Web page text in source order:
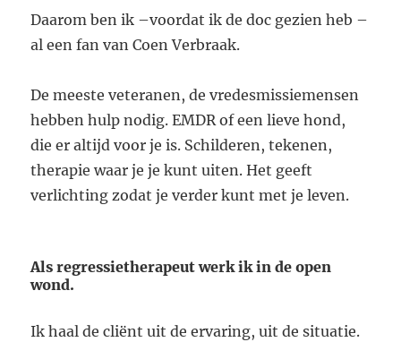
Daarom ben ik –voordat ik de doc gezien heb –
al een fan van Coen Verbraak.
De meeste veteranen, de vredesmissiemensen
hebben hulp nodig. EMDR of een lieve hond,
die er altijd voor je is. Schilderen, tekenen,
therapie waar je je kunt uiten. Het geeft
verlichting zodat je verder kunt met je leven.
Als regressietherapeut werk ik in de open
wond.
Ik haal de cliënt uit de ervaring, uit de situatie.